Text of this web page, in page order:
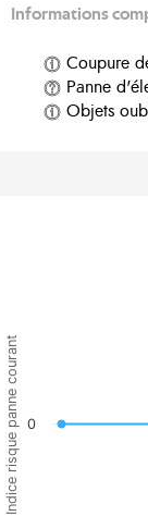
Informations
Coupure
Panne
Objets
Indice risque panne courant 0